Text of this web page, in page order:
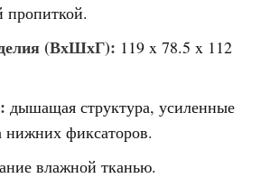
(ВхШхГ): 119 x 78.5 x 112
дышащая структура, усиленные
фиксаторов.
влажной тканью.